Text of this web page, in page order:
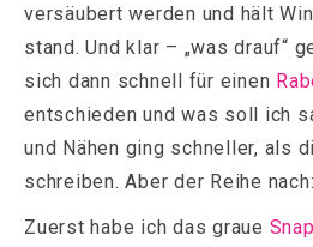
versäubert werden und hält
stand. Und klar – „was drauf“
sich dann schnell für einen
entschieden und was soll ich
und Nähen ging schneller, als
schreiben. Aber der Reihe nach:
Zuerst habe ich das graue